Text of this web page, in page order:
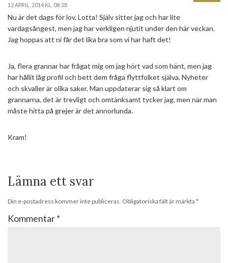
12 APRIL, 2014 KL. 08:28
Nu är det dags för lov, Lotta! Själv sitter jag och har lite
vardagsångest, men jag har verkligen njutit under den här veckan.
Jag hoppas att ni får det lika bra som vi har haft det!
Ja, flera grannar har frågat mig om jag hört vad som hänt, men jag
har hållit låg profil och bett dem fråga flyttfolket själva. Nyheter
och skvaller är olika saker. Man uppdaterar sig så klart om
grannarna, det är trevligt och omtänksamt tycker jag, men när man
måste hitta på grejer är det annorlunda.
Kram!
Lämna ett svar
Din e-postadress kommer inte publiceras. Obligatoriska fält är märkta *
Kommentar*